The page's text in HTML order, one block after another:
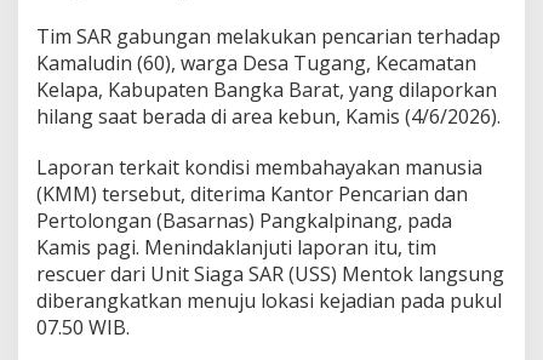
a
r
a
t
n
W
a
r
g
a
L
Tim SAR gabungan melakukan pencarian terhadap
Kamaludin (60), warga Desa Tugang, Kecamatan
Kelapa, Kabupaten Bangka Barat, yang dilaporkan
hilang saat berada di area kebun, Kamis (4/6/2026).
Laporan terkait kondisi membahayakan manusia
(KMM) tersebut, diterima Kantor Pencarian dan
Pertolongan (Basarnas) Pangkalpinang, pada
Kamis pagi. Menindaklanjuti laporan itu, tim
rescuer dari Unit Siaga SAR (USS) Mentok langsung
diberangkatkan menuju lokasi kejadian pada pukul
07.50 WIB.